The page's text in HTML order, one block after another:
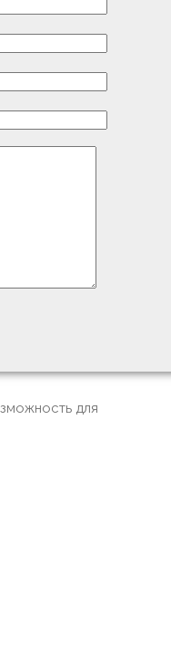
для